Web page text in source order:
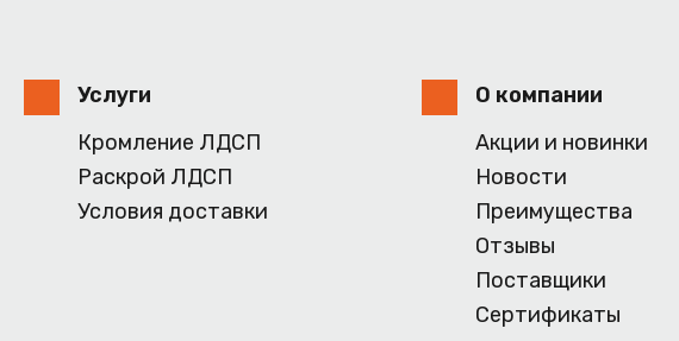
Услуги
Кромление ЛДСП
Раскрой ЛДСП
Условия доставки
О компании
Акции и новинки
Новости
Преимущества
Отзывы
Поставщики
Сертификаты